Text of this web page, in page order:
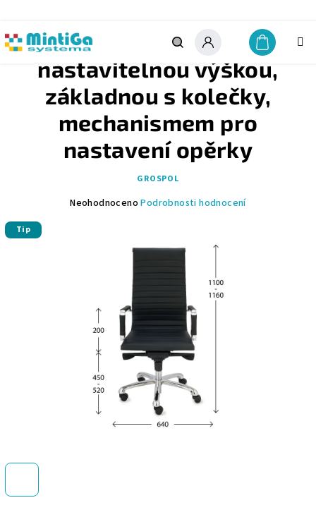
obsah
Hledat Přihlášení
Nákupní
NEXT - křeslo s
nastavitelnou výškou,
základnou s kolečky,
mechanismem pro
nastavení opěrky
GROSPOL
Průměrné
Neohodnoceno Podrobnosti hodnocení
Tip